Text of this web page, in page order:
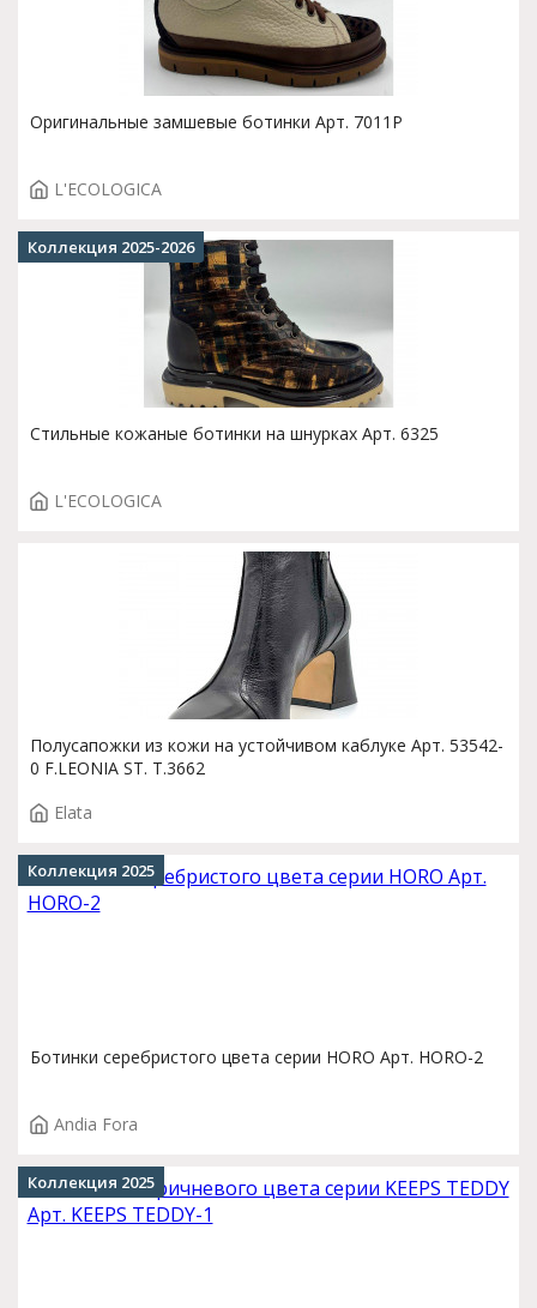
Оригинальные замшевые ботинки Арт. 7011P
L'ECOLOGICA
Стильные кожаные ботинки на шнурках Арт. 6325
L'ECOLOGICA
Коллекция 2025-2026
Полусапожки из кожи на устойчивом каблуке Арт. 53542-
0 F.LEONIA ST. T.3662
Elata
Ботинки серебристого цвета серии HORO Арт. HORO-2
Andia Fora
Коллекция 2025
Коллекция 2025